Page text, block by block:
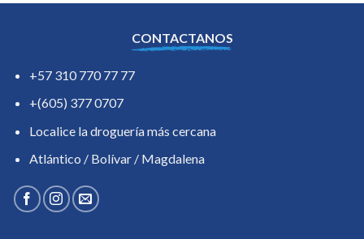
CONTACTANOS
+57 310 770 77 77
+(605) 377 0707
Localice la droguería más cercana
Atlántico / Bolívar / Magdalena